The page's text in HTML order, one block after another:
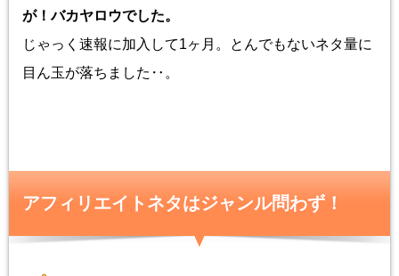
が！バカヤロウでした。
じゃっく速報に加入して1ヶ月。とんでもないネタ量に
目ん玉が落ちました‥。
アフィリエイトネタはジャンル問わず！